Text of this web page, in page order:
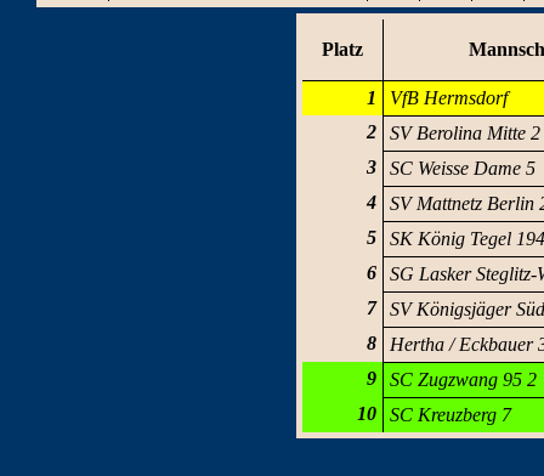
Platz
1
VfB Hermsdorf
2
SV Berolina Mitte 2
3
SC Weisse Dame 5
4
SV Mattnetz Berlin
5
SK König Tegel
6
SG Lasker
7
SV Königsjäger
8
Hertha / Eckbauer
9
SC Zugzwang 95 2
10
SC Kreuzberg 7